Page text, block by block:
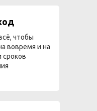
чтобы
вовремя и на
сроков